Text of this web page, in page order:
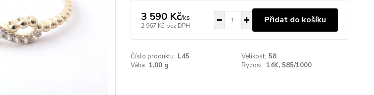
3 590 Kč/ks
2 967 Kč bez DPH
Přidat do košíku
Číslo produktu: L45 Velikost: 58
Váha: 1,00 g Ryzost: 14K, 585/1000